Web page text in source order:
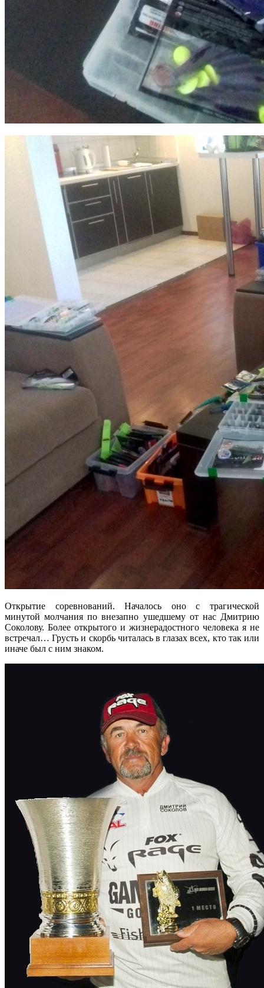
Открытие соревнований. Началось оно с трагической
минутой молчания по внезапно ушедшему от нас Дмитрию
Соколову. Более открытого и жизнерадостного человека я не
встречал… Грусть и скорбь читалась в глазах всех, кто так или
иначе был с ним знаком.